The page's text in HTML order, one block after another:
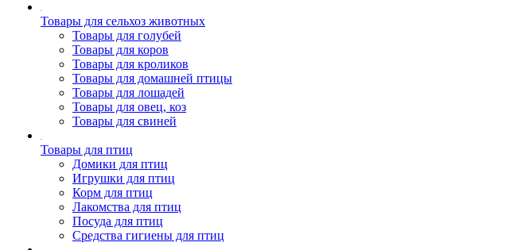
Товары для сельхоз животных
Товары для голубей
Товары для коров
Товары для кроликов
Товары для домашней птицы
Товары для лошадей
Товары для овец, коз
Товары для свиней
Товары для птиц
Домики для птиц
Игрушки для птиц
Корм для птиц
Лакомства для птиц
Посуда для птиц
Средства гигиены для птиц